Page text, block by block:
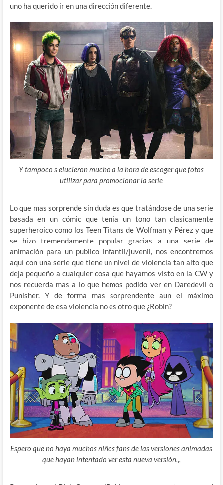
uno ha querido ir en una dirección diferente.
Y tampoco s elucieron mucho a la hora de escoger que fotos
utilizar para promocionar la serie
Lo que mas sorprende sin duda es que tratándose de una serie
basada en un cómic que tenia un tono tan clasicamente
superheroico como los Teen Titans de Wolfman y Pérez y que
se hizo tremendamente popular gracias a una serie de
animación para un publico infantil/juvenil, nos encontremos
aquí con una serie que tiene un nivel de violencia tan alto que
deja pequeño a cualquier cosa que hayamos visto en la CW y
nos recuerda mas a lo que hemos podido ver en Daredevil o
Punisher. Y de forma mas sorprendente aun el máximo
exponente de esa violencia no es otro que ¿Robin?
Espero que no haya muchos niños fans de las versiones animadas
que hayan intentado ver esta nueva versión,,,